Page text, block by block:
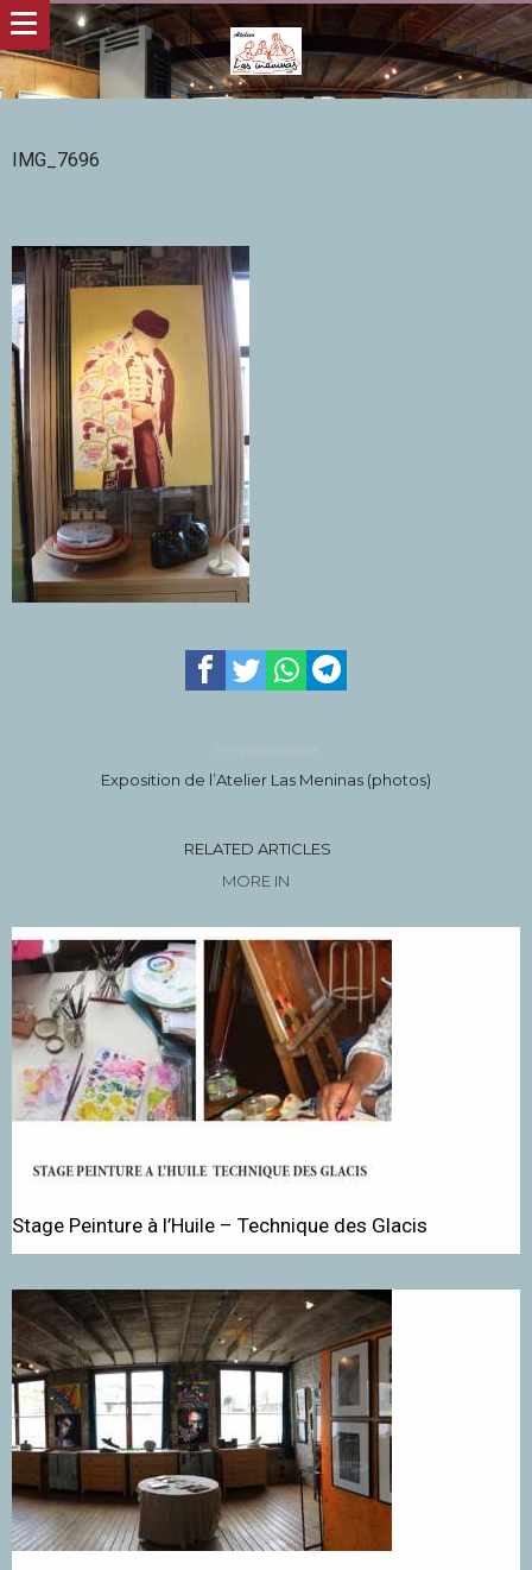
IMG_7696
Previous article
Exposition de l’Atelier Las Meninas (photos)
RELATED ARTICLES
MORE IN
Stage Peinture à l’Huile – Technique des Glacis